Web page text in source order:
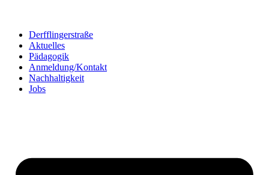
Derfflingerstraße
Aktuelles
Pädagogik
Anmeldung/Kontakt
Nachhaltigkeit
Jobs